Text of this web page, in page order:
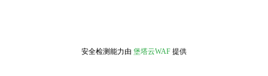
安全检测能力由 堡塔云WAF 提供